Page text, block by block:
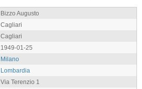
Bizzo Augusto
Cagliari
Cagliari
1949-01-25
Milano
Lombardia
Via Terenzio 1